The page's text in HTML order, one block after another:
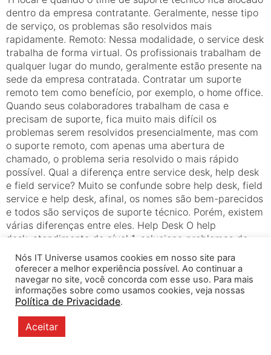
dentro da empresa contratante. Geralmente, nesse tipo
de serviço, os problemas são resolvidos mais
rapidamente. Remoto: Nessa modalidade, o service desk
trabalha de forma virtual. Os profissionais trabalham de
qualquer lugar do mundo, geralmente estão presente na
sede da empresa contratada. Contratar um suporte
remoto tem como benefício, por exemplo, o home office.
Quando seus colaboradores trabalham de casa e
precisam de suporte, fica muito mais difícil os
problemas serem resolvidos presencialmente, mas com
o suporte remoto, com apenas uma abertura de
chamado, o problema seria resolvido o mais rápido
possível. Qual a diferença entre service desk, help desk
e field service? Muito se confunde sobre help desk, field
service e help desk, afinal, os nomes são bem-parecidos
e todos são serviços de suporte técnico. Porém, existem
várias diferenças entre eles. Help Desk O help
desk, atendimento de nível 1, soluciona problemas de
baixa complexidade. Tais como problemas de e-mail,
impressoras, etc. Field service Já o field service
soluciona problemas de alta complexidade e,
geralmente, um técnico é enviado ao local para
solucionar o problema pessoalmente. Benefícios do
suporte de TI para empresas – Promove alertas precoce
sobre possíveis problema de TI; – Agilidade nas
Nós IT Universe usamos cookies em nosso site para
oferecer a melhor experiência possível. Ao continuar a
navegar no site, você concorda com esse uso. Para mais
informações sobre como usamos cookies, veja nossas
Política de Privacidade.
Aceitar